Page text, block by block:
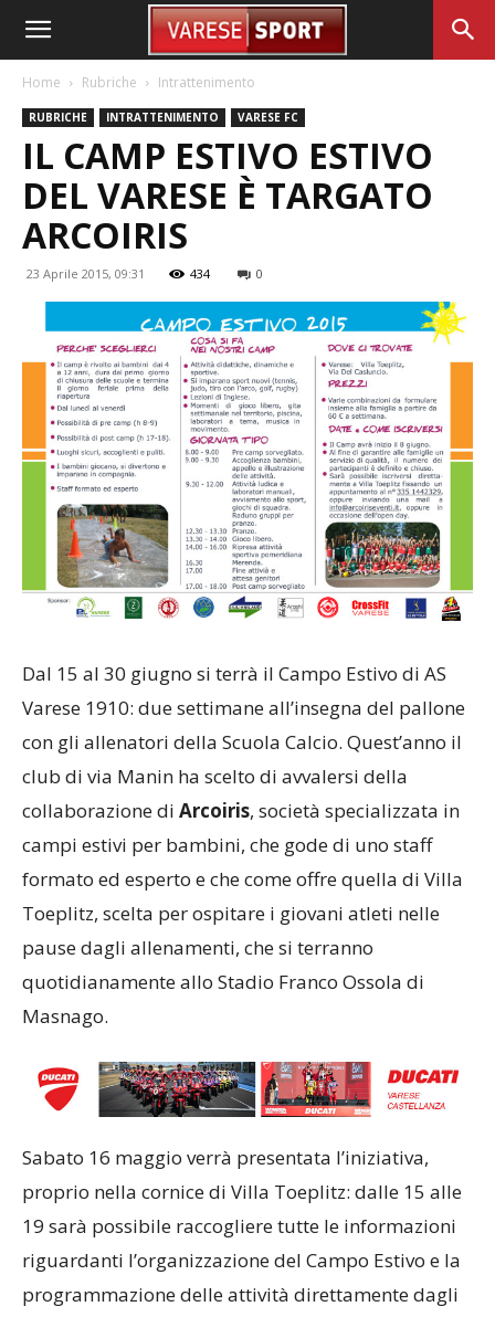
Home Rubriche Intrattenimento
RUBRICHE INTRATTENIMENTO VARESE FC
IL CAMP ESTIVO ESTIVO
DEL VARESE È TARGATO
ARCOIRIS
23 Aprile 2015, 09:31 434 0
Dal 15 al 30 giugno si terrà il Campo Estivo di AS
Varese 1910: due settimane all’insegna del pallone
con gli allenatori della Scuola Calcio. Quest’anno il
club di via Manin ha scelto di avvalersi della
collaborazione di Arcoiris, società specializzata in
campi estivi per bambini, che gode di uno staff
formato ed esperto e che come offre quella di Villa
Toeplitz, scelta per ospitare i giovani atleti nelle
pause dagli allenamenti, che si terranno
quotidianamente allo Stadio Franco Ossola di
Masnago.
Sabato 16 maggio verrà presentata l’iniziativa,
proprio nella cornice di Villa Toeplitz: dalle 15 alle
19 sarà possibile raccogliere tutte le informazioni
riguardanti l’organizzazione del Campo Estivo e la
programmazione delle attività direttamente dagli